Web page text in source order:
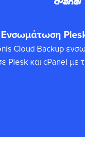
Ενσωμάτωση
Cloud Backup
Plesk και cPanel με